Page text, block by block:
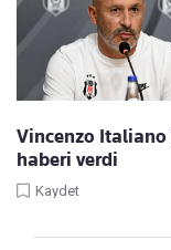
Vincenzo Italiano
haberi verdi
Kaydet